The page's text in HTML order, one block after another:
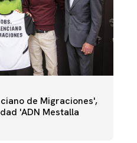
de Migraciones',
'ADN Mestalla